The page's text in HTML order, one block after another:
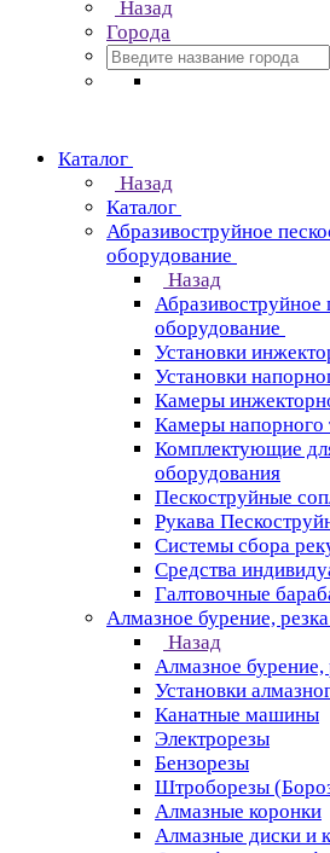
Назад
Города
Каталог
Назад
Каталог
Абразивоструйное
оборудование
Назад
Абразивоструйное
оборудование
Установки
Установки
Камеры
Камеры напорного
Комплектующие
оборудования
Пескоструйные
Рукава
Системы сбора
Средства
Галтовочные
Алмазное бурение,
Назад
Алмазное бурение,
Установки
Канатные машины
Электрорезы
Бензорезы
Штроборезы
Алмазные коронки
Алмазные диски и